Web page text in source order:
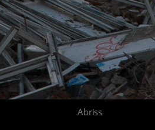
Abriss